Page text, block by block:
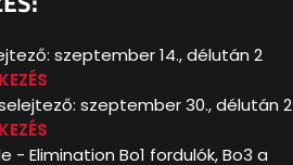
szeptember 14., délután 2
szeptember 30., délután 2
- Elimination Bo1 fordulók, Bo3 a